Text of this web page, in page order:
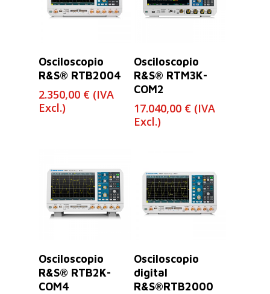
Leer Más
Osciloscopio
R&S® RTB2004
2.350,00 € (IVA
Excl.)
Leer Más
Osciloscopio
R&S® RTM3K-
COM2
17.040,00 € (IVA
Excl.)
Leer Más
Osciloscopio
R&S® RTB2K-
COM4
Seleccionar
Opciones
Osciloscopio
digital
R&S®RTB2000